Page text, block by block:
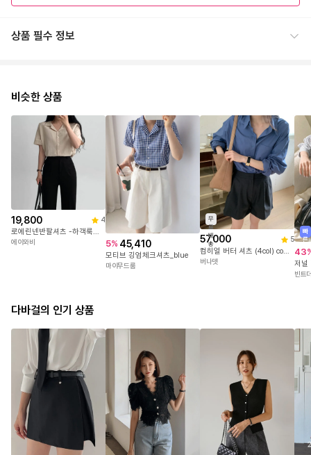
상품 필수 정보
비슷한 상품
19,800 4
로에린넨반팔셔츠 -하객룩추천/5color
에이와비 5% 45,410
모티브 깅엄체크셔츠_blue
마이무드룸
무
료
배
송
57,000 5
버나뎃
빠
른
43
저널
빈트
다바걸의 인기 상품